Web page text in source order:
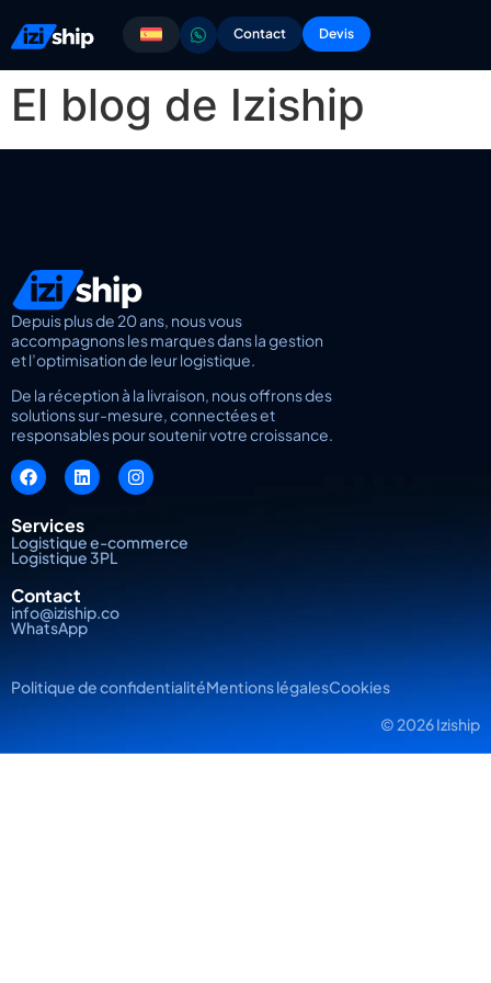
Contact Devis
El blog de Iziship
Depuis plus de 20 ans, nous vous
accompagnons les marques dans la gestion
et l’optimisation de leur logistique.
De la réception à la livraison, nous offrons des
solutions sur-mesure, connectées et
responsables pour soutenir votre croissance.
Services
Logistique e-commerce
Logistique 3PL
Contact
info@iziship.co
WhatsApp
Politique de confidentialitéMentions légalesCookies
© 2026 Iziship